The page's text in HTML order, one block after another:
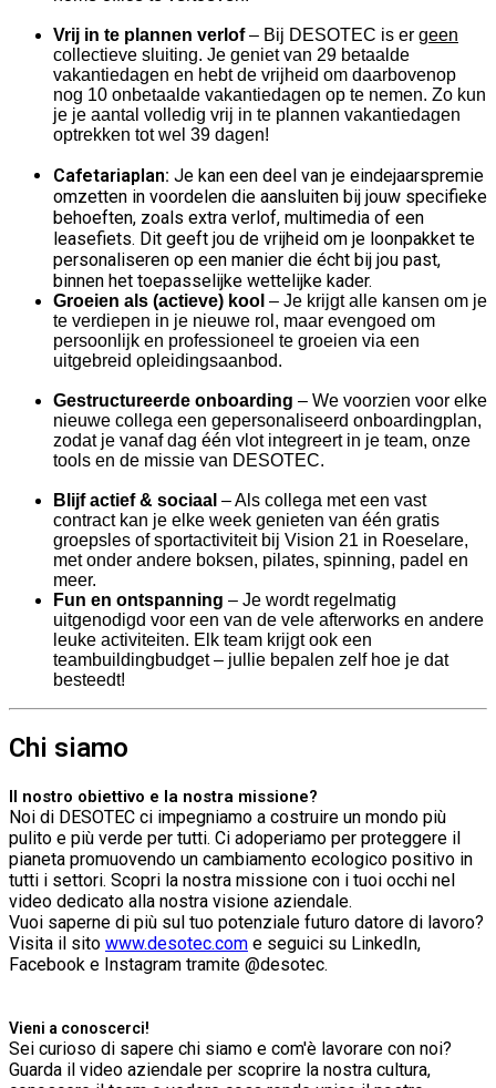
Vrij in te plannen verlof– Bij DESOTEC is er geen
collectieve sluiting. Je geniet van 29 betaalde
vakantiedagen en hebt de vrijheid om daarbovenop
nog 10 onbetaalde vakantiedagen op te nemen. Zo kun
je je aantal volledig vrij in te plannen vakantiedagen
optrekken tot wel 39 dagen!
Cafetariaplan: Je kan een deel van je eindejaarspremie
omzetten in voordelen die aansluiten bij jouw specifieke
behoeften, zoals extra verlof, multimedia of een
leasefiets. Dit geeft jou de vrijheid om je loonpakket te
personaliseren op een manier die écht bij jou past,
binnen het toepasselijke wettelijke kader.
Groeien als (actieve) kool – Je krijgt alle kansen om je
te verdiepen in je nieuwe rol, maar evengoed om
persoonlijk en professioneel te groeien via een
uitgebreid opleidingsaanbod.
Gestructureerde onboarding – We voorzien voor elke
nieuwe collega een gepersonaliseerd onboardingplan,
zodat je vanaf dag één vlot integreert in je team, onze
tools en de missie van DESOTEC.
Blijf actief & sociaal – Als collega met een vast
contract kan je elke week genieten van één gratis
groepsles of sportactiviteit bij Vision 21 in Roeselare,
met onder andere boksen, pilates, spinning, padel en
meer.
Fun en ontspanning – Je wordt regelmatig
uitgenodigd voor een van de vele afterworks en andere
leuke activiteiten. Elk team krijgt ook een
teambuildingbudget – jullie bepalen zelf hoe je dat
besteedt!
Chi siamo
Il nostro obiettivo e la nostra missione?
Noi di DESOTEC ci impegniamo a costruire un mondo più
pulito e più verde per tutti. Ci adoperiamo per proteggere il
pianeta promuovendo un cambiamento ecologico positivo in
tutti i settori. Scopri la nostra missione con i tuoi occhi nel
video dedicato alla nostra visione aziendale.
Vuoi saperne di più sul tuo potenziale futuro datore di lavoro?
Visita il sito www.desotec.com e seguici su LinkedIn,
Facebook e Instagram tramite @desotec.
Vieni a conoscerci!
Sei curioso di sapere chi siamo e com'è lavorare con noi?
Guarda il video aziendale per scoprire la nostra cultura,